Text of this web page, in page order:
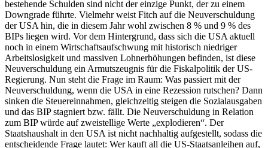
bestehende Schulden sind nicht der einzige Punkt, der zu einem
Downgrade führte. Vielmehr weist Fitch auf die Neuverschuldung
der USA hin, die in diesem Jahr wohl zwischen 8 % und 9 % des
BIPs liegen wird. Vor dem Hintergrund, dass sich die USA aktuell
noch in einem Wirtschaftsaufschwung mit historisch niedriger
Arbeitslosigkeit und massiven Lohnerhöhungen befinden, ist diese
Neuverschuldung ein Armutszeugnis für die Fiskalpolitik der US-
Regierung. Nun steht die Frage im Raum: Was passiert mit der
Neuverschuldung, wenn die USA in eine Rezession rutschen? Dann
sinken die Steuereinnahmen, gleichzeitig steigen die Sozialausgaben
und das BIP stagniert bzw. fällt. Die Neuverschuldung in Relation
zum BIP würde auf zweistellige Werte „explodieren“. Der
Staatshaushalt in den USA ist nicht nachhaltig aufgestellt, sodass die
entscheidende Frage lautet: Wer kauft all die US-Staatsanleihen auf,